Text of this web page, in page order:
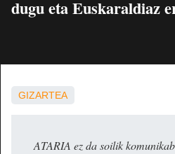
dugu eta Euskaraldiaz
GIZARTEA
ATARIA ez da soilik